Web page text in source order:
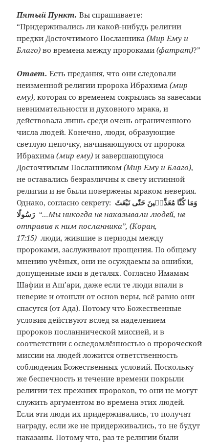
Пятый Пункт.Вы спрашиваете:
“Придерживались ли какой-нибудь религии
предки Досточтимого Посланника(Мир Ему и
Благо) во времена между пророками(фатрат)?”
Ответ. Есть предания, что они следовали
неизменной религии пророка Ибрахима(мир
ему), которая со временем сокрылась за завесами
невнимательности и духовного мрака, и
действовала лишь среди очень ограниченного
числа людей. Конечно, люди, образующие
светлую цепочку, начинающуюся от пророка
Ибрахима(мир ему) и завершающуюся
Досточтимым Посланником(Мир Ему и Благо),
не оставались безразличны к свету истинной
религии и не были повержены мраком неверия.
Однако, согласно секрету: وَمَا كُنَّا مُعَذِّبٖينَ حَتّٰى نَبْعَثَ
رَسُولًا “…Мы никогда не наказывали людей, не
отправив к ним посланника”, (Коран,
17:15) люди, жившие в периоды между
пророками, заслуживают прощения. По общему
мнению учёных, они не осуждаемы за ошибки,
допущенные ими в деталях. Согласно Имамам
Шафии и Аш’ари, даже если те люди впали в
неверие и отошли от основ веры, всё равно они
спасутся (от Ада). Потому что Божественные
условия действуют вслед за наделением
пророков посланнической миссией, и в
соответствии с осведомлённостью о пророческой
миссии на людей ложится ответственность
соблюдения Божественных условий. Поскольку
же беспечность и течение времени покрыли
религии тех прежних пророков, то они не могут
служить аргументом во времена этих людей.
Если эти люди их придерживались, то получат
награду, если же не придерживались, то не будут
наказаны. Потому что, раз те религии были